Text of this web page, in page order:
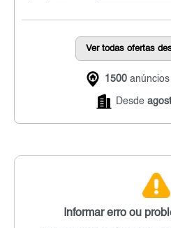
Ver todas ofertas
1500
Desde
Informar erro ou